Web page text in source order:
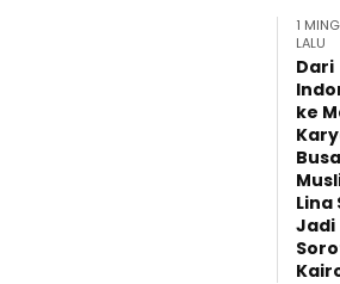
1
LALU
Dari
ke
Lina
Jadi